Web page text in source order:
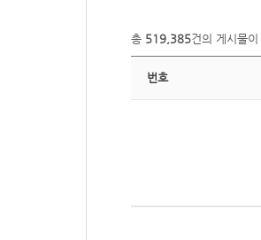
총 519,385건의 게시물이
번호